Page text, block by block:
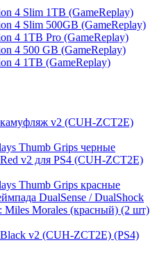
4 Slim 1TB (GameReplay)
4 Slim 500GB (GameReplay)
4 1TB Pro (GameReplay)
4 500 GB (GameReplay)
4 1TB (GameReplay)
v2 (CUH-ZCT2E)
Thumb Grips черные
v2 для PS4 (CUH-ZCT2E)
Thumb Grips красные
DualSense / DualShock
Miles Morales (красный) (2 шт)
v2 (CUH-ZCT2E) (PS4)